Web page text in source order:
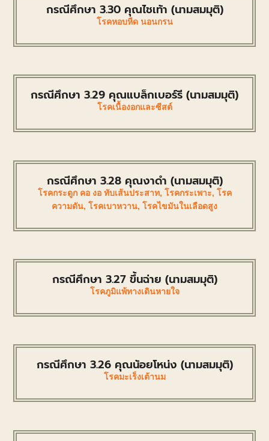
กรณีศึกษา 3.30 คุณไชเท้า (นามสมมุติ)
โรคหอบหืด นอนกรน
กรณีศึกษา 3.29 คุณแบล็กเบอร์รี (นามสมมุติ)
โรคเนื้องอกและซีสต์
กรณีศึกษา 3.28 คุณงาดำ (นามสมมุติ)
โรคกระดูก คอ งอ ทับเส้นประสาท, โรคกระเพาะ, โรค
ความดัน, โรคเบาหวาน, โรคไขมันในเลือดสูง
กรณีศึกษา 3.27 ขึ้นฉ่าย (นามสมมุติ)
โรคภูมิแพ้ทางเดินหายใจ
กรณีศึกษา 3.26 คุณน้อยโหน่ง (นามสมมุติ)
โรคมะเร็งเต้านม